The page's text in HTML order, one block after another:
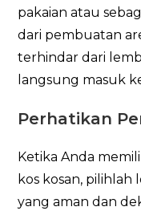
pakaian atau
dari pembuatan
terhindar dari
langsung masuk
Perhatikan
Ketika Anda
kos kosan,
yang aman dan